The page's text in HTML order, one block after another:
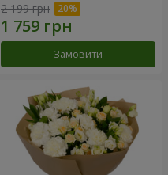
2 199 грн
Замовити